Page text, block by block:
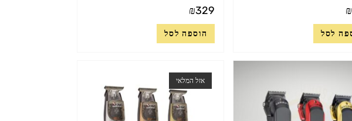
₪
לסל
₪329
הוספה לסל
אזל המלאי